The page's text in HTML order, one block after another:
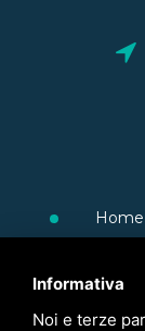
Home
Informativa
Noi e terze